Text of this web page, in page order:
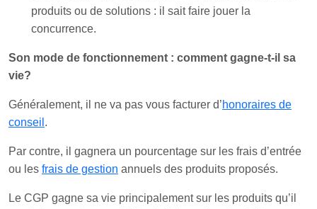
produits ou de solutions : il sait faire jouer la
concurrence.
Son mode de fonctionnement : comment gagne-t-il sa
vie?
Généralement, il ne va pas vous facturer d’honoraires de
conseil .
Par contre, il gagnera un pourcentage sur les frais d’entrée
ou les frais de gestion annuels des produits proposés.
Le CGP gagne sa vie principalement sur les produits qu’il